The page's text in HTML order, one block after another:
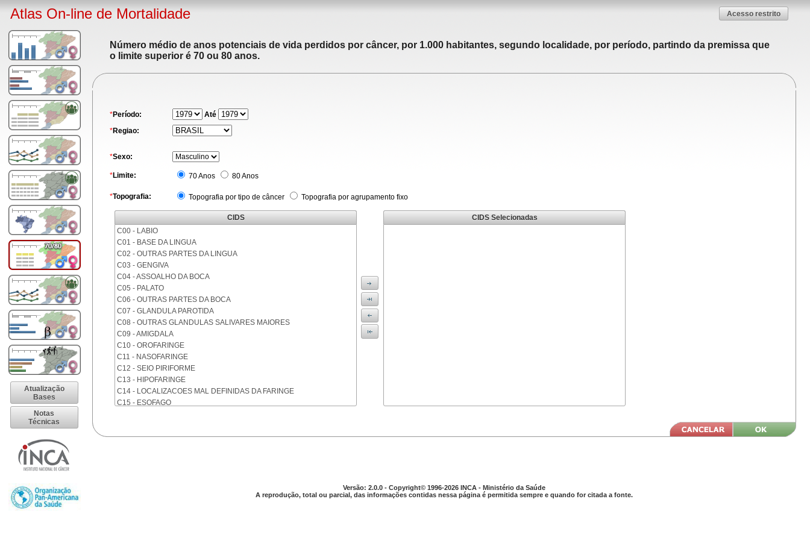
Atlas On-line de Mortalidade Acesso restrito
Atualização
Bases
Notas
Técnicas
Número médio de anos potenciais de vida perdidos por câncer, por 1.000 habitantes, segundo localidade, por período, partindo da premissa que
o limite superior é 70 ou 80 anos.
*Período:
Até
*Regiao:
*Sexo:
*Limite: 70 Anos 80 Anos
*Topografia: Topografia por tipo de câncer Topografia por agrupamento fixo
CIDS
C00 - LABIO
C01 - BASE DA LINGUA
C02 - OUTRAS PARTES DA LINGUA
C03 - GENGIVA
C04 - ASSOALHO DA BOCA
C05 - PALATO
C06 - OUTRAS PARTES DA BOCA
C07 - GLANDULA PAROTIDA
C08 - OUTRAS GLANDULAS SALIVARES MAIORES
C09 - AMIGDALA
C10 - OROFARINGE
C11 - NASOFARINGE
C12 - SEIO PIRIFORME
C13 - HIPOFARINGE
C14 - LOCALIZACOES MAL DEFINIDAS DA FARINGE
C15 - ESOFAGO
C18 - COLON
CIDS Selecionadas
Versão: 2.0.0 - Copyright© 1996-2026 INCA - Ministério da Saúde
A reprodução, total ou parcial, das informações contidas nessa página é permitida sempre e quando for citada a fonte.